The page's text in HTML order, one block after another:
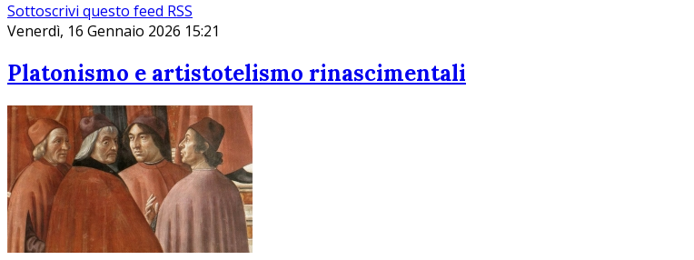
Sottoscrivi questo feed RSS
Venerdì, 16 Gennaio 2026 15:21
Platonismo e artistotelismo rinascimentali